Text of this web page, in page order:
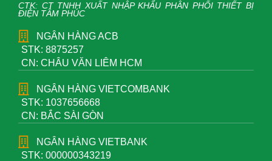
CTK: CT TNHH XUẤT NHẬP KHẨU PHÂN PHỐI THIẾT BỊ
ĐIỆN TÂM PHÚC
NGÂN HÀNG ACB
STK: 8875257
CN: CHÂU VĂN LIÊM HCM
NGÂN HÀNG VIETCOMBANK
STK: 1037656668
CN: BẮC SÀI GÒN
NGÂN HÀNG VIETBANK
STK: 000000343219